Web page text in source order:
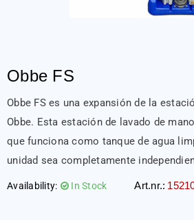
Obbe FS
Obbe FS es una expansión de la
Obbe. Esta estación de lavado de
que funciona como tanque de agua
unidad sea completamente
Availability: In Stock Art.nr.: